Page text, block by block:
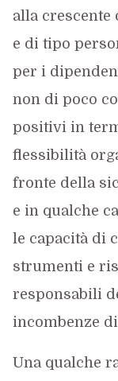
alla
e di tipo
per i
non di poco
positivi in
flessibilità
fronte della
e in qualche
le capacità di
strumenti e
responsabili
incombenze
Una qualche